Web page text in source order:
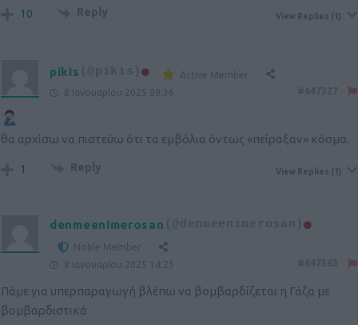
10 Reply View Replies (1)
pikis (@pikis)
Active Member
8 Ιανουαρίου 2025 09:36
θα αρχίσω να πιστεύω ότι τα εμβόλια όντως «πείραξαν» κόσμο.
1 Reply View Replies (1)
denmeenimerosan (@denmeenimerosan)
Noble Member
8 Ιανουαρίου 2025 14:23
Πάμε για υπερπαραγωγή βλέπω να βομβαρδίζεται η Γάζα με
βομβαρδιστικά